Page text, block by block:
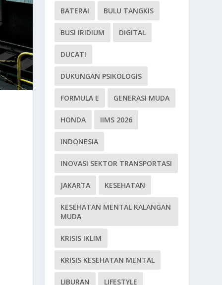
BATERAI BULU TANGKIS
BUSI IRIDIUM DIGITAL
DUCATI
DUKUNGAN PSIKOLOGIS
FORMULA E GENERASI MUDA
HONDA IIMS 2026
INDONESIA
INOVASI SEKTOR TRANSPORTASI
JAKARTA KESEHATAN
KESEHATAN MENTAL KALANGAN
MUDA
KRISIS IKLIM
KRISIS KESEHATAN MENTAL
LIBURAN LIFESTYLE